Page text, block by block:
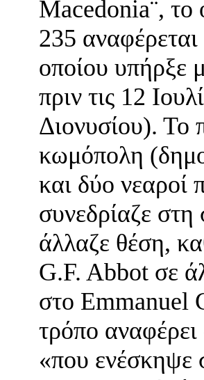
Macedonia¨, το
235 αναφέρεται
οποίου υπήρξε
πριν τις 12
Διονυσίου). Το
κωμόπολη
και δύο νεαροί
συνεδρίαζε
άλλαζε θέση,
G.F. Abbot σε
στο Emmanuel
τρόπο αναφέρει
«που ενέσκηψε